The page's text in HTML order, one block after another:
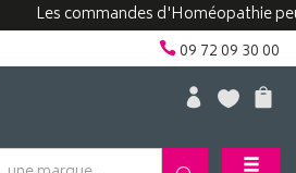
Les commandes d'Homéopathie
09 72 09 30 00